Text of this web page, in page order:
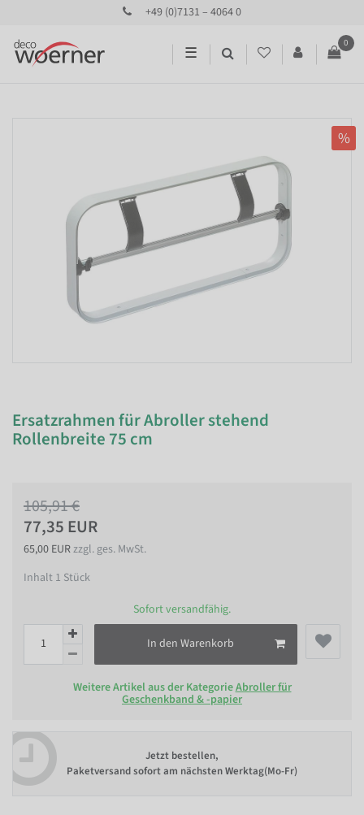
+49 (0)7131 – 4064 0
☰
0
%
Ersatzrahmen für Abroller stehend
Rollenbreite 75 cm
105,91 €
77,35 EUR
65,00 EURzzgl. ges. MwSt.
Inhalt 1 Stück
Sofort versandfähig.
In den Warenkorb
Weitere Artikel aus der KategorieAbroller für
Geschenkband & -papier
Jetzt bestellen,
Paketversand sofort am nächsten Werktag(Mo-Fr)